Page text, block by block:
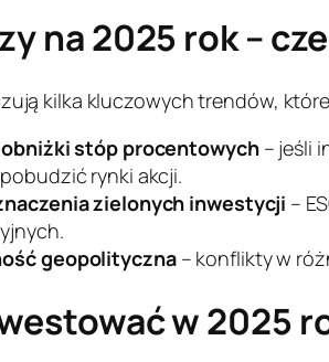
na 2025 rok –
kilka kluczowych trendów,
stóp procentowych– jeśli
rynki akcji.
zielonych inwestycji –
geopolityczna– konflikty w
w 2025